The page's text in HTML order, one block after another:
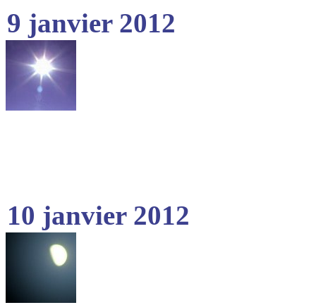
9 janvier 2012
10 janvier 2012